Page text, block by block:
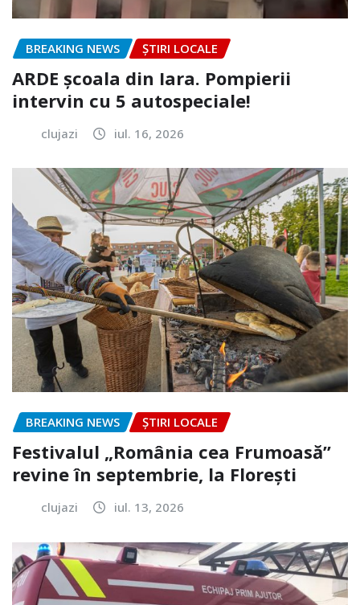
BREAKING NEWS ȘTIRI LOCALE
ARDE școala din Iara. Pompierii
intervin cu 5 autospeciale!
clujazi iul. 16, 2026
BREAKING NEWS ȘTIRI LOCALE
Festivalul „România cea Frumoasă”
revine în septembrie, la Florești
clujazi iul. 13, 2026